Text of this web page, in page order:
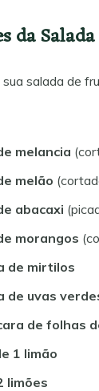
da
salada de
melancia
melão
abacaxi
morangos
de mirtilos
de uvas
de folhas
1 limão
limões